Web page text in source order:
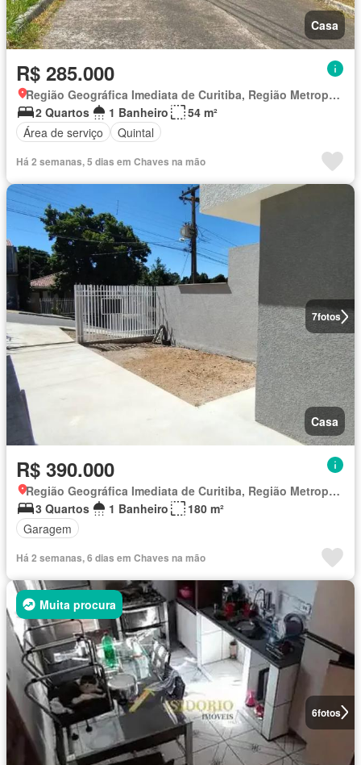
Casa
R$ 285.000
Região Geográfica Imediata de Curitiba, Região Metropolitana de Curitiba
2 Quartos
1 Banheiro
54 m²
Área de serviço
Quintal
Há 2 semanas, 5 dias em Chaves na mão
7fotos
Casa
R$ 390.000
Região Geográfica Imediata de Curitiba, Região Metropolitana de Curitiba
3 Quartos
1 Banheiro
180 m²
Garagem
Há 2 semanas, 6 dias em Chaves na mão
6fotos
Muita procura